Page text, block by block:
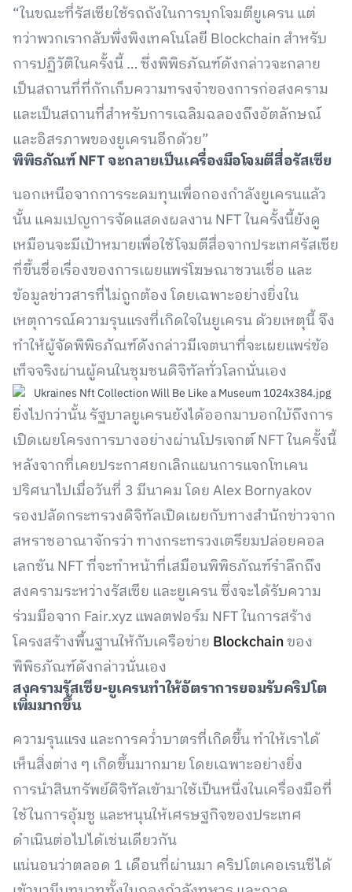
“ในขณะที่รัสเซียใช้รถถังในการบุกโจมตียูเครน แต่
ทว่าพวกเรากลับพึ่งพิงเทคโนโลยี Blockchain สำหรับ
การปฏิวัติในครั้งนี้ … ซึ่งพิพิธภัณฑ์ดังกล่าวจะกลาย
เป็นสถานที่ที่กักเก็บความทรงจำของการก่อสงคราม
และเป็นสถานที่สำหรับการเฉลิมฉลองถึงอัตลักษณ์
และอิสรภาพของยูเครนอีกด้วย”
พิพิธภัณฑ์ NFT จะกลายเป็นเครื่องมือโจมตีสื่อรัสเซีย
นอกเหนือจากการระดมทุนเพื่อกองกำลังยูเครนแล้ว
นั้น แคมเปญการจัดแสดงผลงาน NFT ในครั้งนี้ยังดู
เหมือนจะมีเป้าหมายเพื่อใช้โจมตีสื่อจากประเทศรัสเซีย
ที่ขึ้นชื่อเรื่องของการเผยแพร่โฆษณาชวนเชื่อ และ
ข้อมูลข่าวสารที่ไม่ถูกต้อง โดยเฉพาะอย่างยิ่งใน
เหตุการณ์ความรุนแรงที่เกิดใจในยูเครน ด้วยเหตุนี้ จึง
ทำให้ผู้จัดพิพิธภัณฑ์ดังกล่าวมีเจตนาที่จะเผยแพร่ข้อ
เท็จจริงผ่านผู้คนในชุมชนดิจิทัลทั่วโลกนั่นเอง
ยิ่งไปกว่านั้น รัฐบาลยูเครนยังได้ออกมาบอกใบ้ถึงการ
เปิดเผยโครงการบางอย่างผ่านโปรเจกต์ NFT ในครั้งนี้
หลังจากที่เคยประกาศยกเลิกแผนการแจกโทเคน
ปริศนาไปเมื่อวันที่ 3 มีนาคม โดย Alex Bornyakov
รองปลัดกระทรวงดิจิทัลเปิดเผยกับทางสำนักข่าวจาก
สหราชอาณาจักรว่า ทางกระทรวงเตรียมปล่อยคอล
เลกชัน NFT ที่จะทำหน้าที่เสมือนพิพิธภัณฑ์รำลึกถึง
สงครามระหว่างรัสเซีย และยูเครน ซึ่งจะได้รับความ
ร่วมมือจาก Fair.xyz แพลตฟอร์ม NFT ในการสร้าง
โครงสร้างพื้นฐานให้กับเครือข่าย Blockchainของ
พิพิธภัณฑ์ดังกล่าวนั่นเอง
สงครามรัสเซีย-ยูเครนทำให้อัตราการยอมรับคริปโต
เพิ่มมากขึ้น
ความรุนแรง และการคว่ำบาตรที่เกิดขึ้น ทำให้เราได้
เห็นสิ่งต่าง ๆ เกิดขึ้นมากมาย โดยเฉพาะอย่างยิ่ง
การนำสินทรัพย์ดิจิทัลเข้ามาใช้เป็นหนึ่งในเครื่องมือที่
ใช้ในการอุ้มชู และหนุนให้เศรษฐกิจของประเทศ
ดำเนินต่อไปได้เช่นเดียวกัน
แน่นอนว่าตลอด 1 เดือนที่ผ่านมา คริปโตเคอเรนซีได้